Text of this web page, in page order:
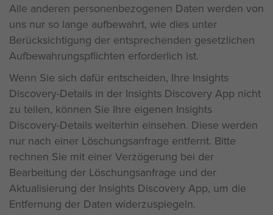
Alle anderen personenbezogenen Daten werden von
uns nur so lange aufbewahrt, wie dies unter
Berücksichtigung der entsprechenden gesetzlichen
Aufbewahrungspflichten erforderlich ist.
Wenn Sie sich dafür entscheiden, Ihre Insights
Discovery-Details in der Insights Discovery App nicht
zu teilen, können Sie Ihre eigenen Insights
Discovery-Details weiterhin einsehen. Diese werden
nur nach einer Löschungsanfrage entfernt. Bitte
rechnen Sie mit einer Verzögerung bei der
Bearbeitung der Löschungsanfrage und der
Aktualisierung der Insights Discovery App, um die
Entfernung der Daten widerzuspiegeln.